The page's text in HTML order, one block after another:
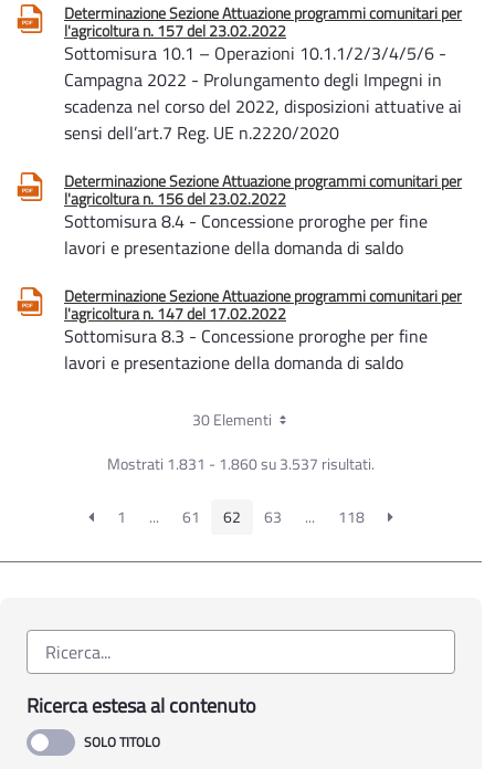
Determinazione Sezione Attuazione programmi comunitari per
l'agricoltura n. 157 del 23.02.2022
Sottomisura 10.1 – Operazioni 10.1.1/2/3/4/5/6 -
Campagna 2022 - Prolungamento degli Impegni in
scadenza nel corso del 2022, disposizioni attuative ai
sensi dell’art.7 Reg. UE n.2220/2020
Determinazione Sezione Attuazione programmi comunitari per
l'agricoltura n. 156 del 23.02.2022
Sottomisura 8.4 - Concessione proroghe per fine
lavori e presentazione della domanda di saldo
Determinazione Sezione Attuazione programmi comunitari per
l'agricoltura n. 147 del 17.02.2022
Sottomisura 8.3 - Concessione proroghe per fine
lavori e presentazione della domanda di saldo
30 Elementi
Mostrati 1.831 - 1.860 su 3.537 risultati.
1 ... 61 62 63 ... 118
Ricerca estesa al contenuto